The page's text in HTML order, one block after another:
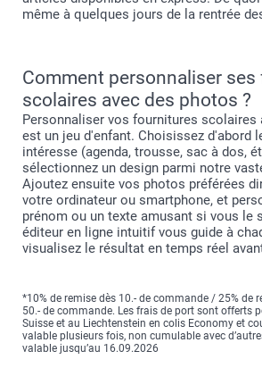
même à quelques jours de la rentrée
Comment personnaliser
scolaires avec des photos ?
Personnaliser vos fournitures scolaires
est un jeu d'enfant. Choisissez d'abord
intéresse (agenda, trousse, sac à dos,
sélectionnez un design parmi notre
Ajoutez ensuite vos photos préférées
votre ordinateur ou smartphone, et
prénom ou un texte amusant si vous le
éditeur en ligne intuitif vous guide à
visualisez le résultat en temps réel
*10% de remise dès 10.- de commande / 25% de
50.- de commande. Les frais de port sont offerts
Suisse et au Liechtenstein en colis Economy et
valable plusieurs fois, non cumulable avec
valable jusqu’au 16.09.2026